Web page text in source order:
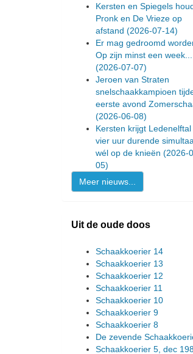
Kersten en Spiegels
Pronk en De Vrieze op
afstand (2026-07-14)
Er mag gedroomd
Op zijn minst een week...
(2026-07-07)
Jeroen van Straten
snelschaakkampioen
eerste avond
(2026-06-08)
Kersten krijgt Ledenelftal
vier uur durende
wél op de knieën (2026-
05)
Meer nieuws...
Uit de oude doos
Schaakkoerier 14
Schaakkoerier 13
Schaakkoerier 12
Schaakkoerier 11
Schaakkoerier 10
Schaakkoerier 9
Schaakkoerier 8
De zevende
Schaakkoerier 5, dec